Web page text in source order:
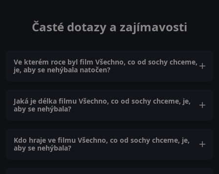
Časté dotazy a zajímavosti
Ve kterém roce byl film Všechno, co od sochy chceme,
je, aby se nehýbala natočen?
Jaká je délka filmu Všechno, co od sochy chceme, je,
aby se nehýbala?
Kdo hraje ve filmu Všechno, co od sochy chceme, je,
aby se nehýbala?